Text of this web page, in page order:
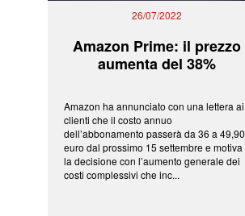
26/07/2022
Amazon Prime: il prezzo
aumenta del 38%
Amazon ha annunciato con una lettera ai
clienti che il costo annuo
dell’abbonamento passerà da 36 a 49,90
euro dal prossimo 15 settembre e motiva
la decisione con l’aumento generale dei
costi complessivi che inc...